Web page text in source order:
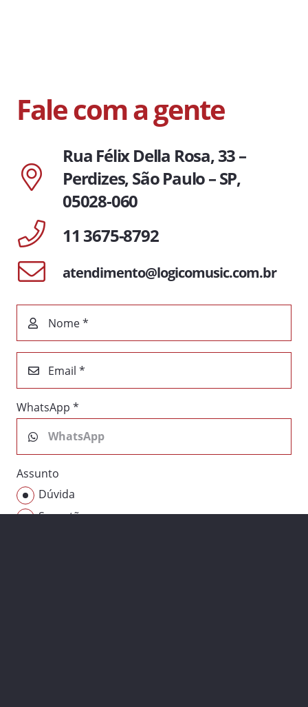
Fale com a gente
Rua Félix Della Rosa, 33 –
Perdizes, São Paulo – SP,
05028-060
11 3675-8792
atendimento@logicomusic.com.br
Nome *
Email *
WhatsApp *
Assunto
Dúvida
Sugestão